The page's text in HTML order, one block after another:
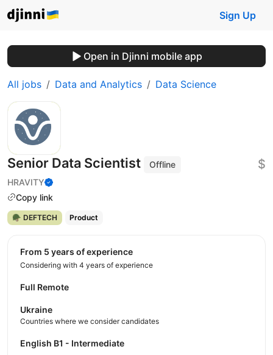
Sign Up
Open in Djinni mobile app
All jobs Data and Analytics Data Science
Senior Data Scientist
Offline
HRAVITY
Copy link
$
🪖 DEFTECH Product
from 5 years of experience
Considering with 4 years of experience
Full Remote
Ukraine
Countries where we consider candidates
English B1 - Intermediate